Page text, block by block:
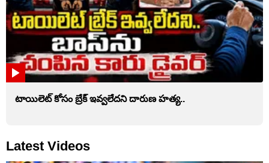
టాయిలెట్‌ కోసం బ్రేక్‌ ఇవ్వలేదని దారుణ హత్య..
Latest Videos